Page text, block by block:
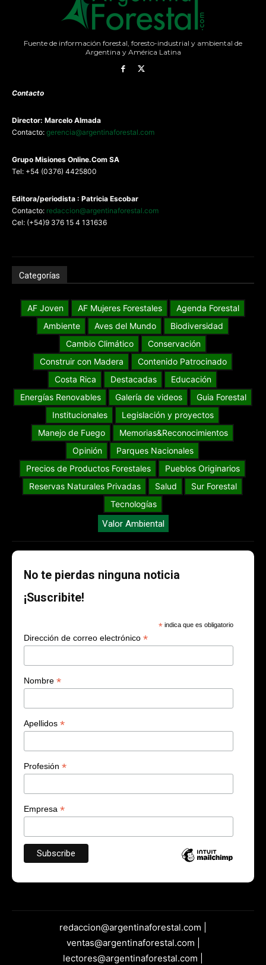
Fuente de información forestal, foresto-industrial y ambiental de
Argentina y América Latina
Contacto
Director: Marcelo Almada
Contacto: gerencia@argentinaforestal.com
Grupo Misiones Online.Com SA
Tel: +54 (0376) 4425800
Editora/periodista : Patricia Escobar
Contacto: redaccion@argentinaforestal.com
Cel: (+54)9 376 15 4 131636
Categorías
AF Joven AF Mujeres Forestales
Agenda Forestal
Ambiente
Aves del Mundo
Biodiversidad
Cambio Climático
Conservación
Construir con Madera
Contenido Patrocinado
Costa Rica
Destacadas
Educación
Energías Renovables
Galería de videos
Guia Forestal
Institucionales
Legislación y proyectos
Manejo de Fuego
Memorias&Reconocimientos
Opinión
Parques Nacionales
Precios de Productos Forestales
Pueblos Originarios
Reservas Naturales Privadas
Salud
Sur Forestal
Tecnologías
Valor Ambiental
No te pierdas ninguna noticia
¡Suscribite!
* indica que es obligatorio
Dirección de correo electrónico *
Nombre *
Apellidos *
Profesión *
Empresa *
redaccion@argentinaforestal.com |
ventas@argentinaforestal.com |
lectores@argentinaforestal.com |